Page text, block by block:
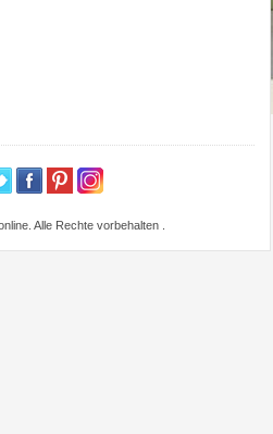
Alle Rechte vorbehalten .